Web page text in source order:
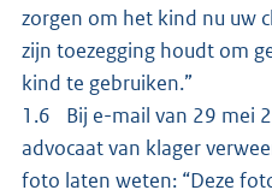
zorgen om het kind nu uw
zijn toezegging houdt om
kind te gebruiken.”
1.6 Bij e-mail van 29 mei
advocaat van klager
foto laten weten: “Deze